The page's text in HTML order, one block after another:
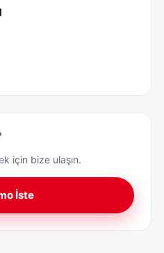
için bize ulaşın.
İste